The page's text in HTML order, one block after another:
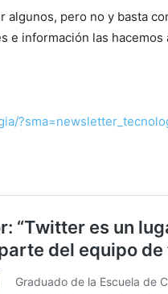
algunos, pero no y basta
e información las